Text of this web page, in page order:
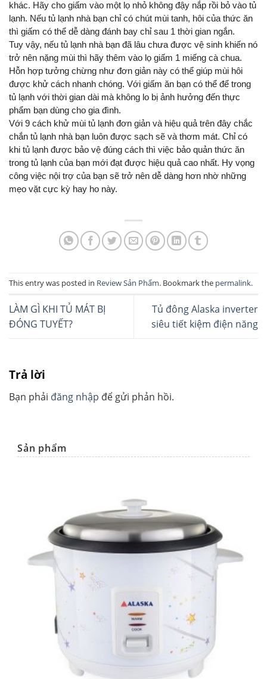
khác. Hãy cho giấm vào một lọ nhỏ không đậy nắp rồi bỏ vào tủ
lạnh. Nếu tủ lạnh nhà bạn chỉ có chút mùi tanh, hôi của thức ăn
thì giấm có thể dễ dàng đánh bay chỉ sau 1 thời gian ngắn.
Tuy vậy, nếu tủ lạnh nhà bạn đã lâu chưa được vệ sinh khiến nó
trở nên nặng mùi thì hãy thêm vào lọ giấm 1 miếng cà chua.
Hỗn hợp tưởng chừng như đơn giản này có thể giúp mùi hôi
được khử cách nhanh chóng. Với giấm ăn bạn có thể để trong
tủ lạnh với thời gian dài mà không lo bị ảnh hưởng đến thực
phẩm bạn dùng cho gia đình.
Với 9 cách khử mùi tủ lạnh đơn giản và hiệu quả trên đây chắc
chắn tủ lạnh nhà bạn luôn được sạch sẽ và thơm mát. Chỉ có
khi tủ lạnh được bảo vệ đúng cách thì việc bảo quản thức ăn
trong tủ lạnh của bạn mới đạt được hiệu quả cao nhất. Hy vọng
công việc nội trợ của bạn sẽ trở nên dễ dàng hơn nhờ những
mẹo vặt cực kỳ hay ho này.
This entry was posted in Review Sản Phẩm. Bookmark the permalink.
LÀM GÌ KHI TỦ MÁT BỊ
ĐÓNG TUYẾT?
Tủ đông Alaska inverter
siêu tiết kiệm điện năng
Trả lời
Bạn phải đăng nhập để gửi phản hồi.
Sản phẩm